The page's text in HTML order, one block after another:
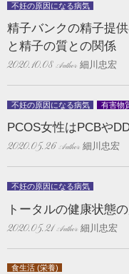
不妊の原因になる病気
精子バンクの精子提
と精子の質との関係
2020.10.08 細川忠宏
不妊の原因になる病気 有害物
PCOS女性はPCBや
2020.05.26 細川忠宏
不妊の原因になる病気
トータルの健康状態
2020.05.21 細川忠宏
食生活 (栄養)